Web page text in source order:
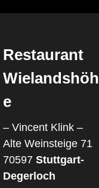
Restaurant
Wielandshöh
e
– Vincent Klink –
Alte Weinsteige 71
70597 Stuttgart-
Degerloch